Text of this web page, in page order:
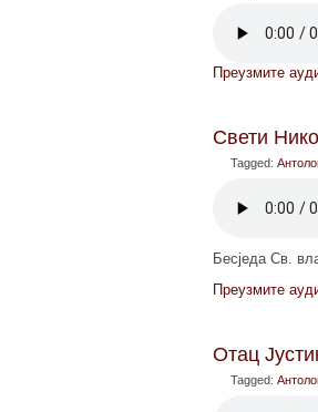
Преузмите
Свети
Tagged:
Бесједа Св.
Преузмите
Отац
Tagged: